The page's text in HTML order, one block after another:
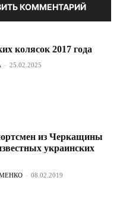
КОММЕНТАРИЙ
колясок 2017 года
- 25.02.2025
из Черкащины
украинских
- 08.02.2019